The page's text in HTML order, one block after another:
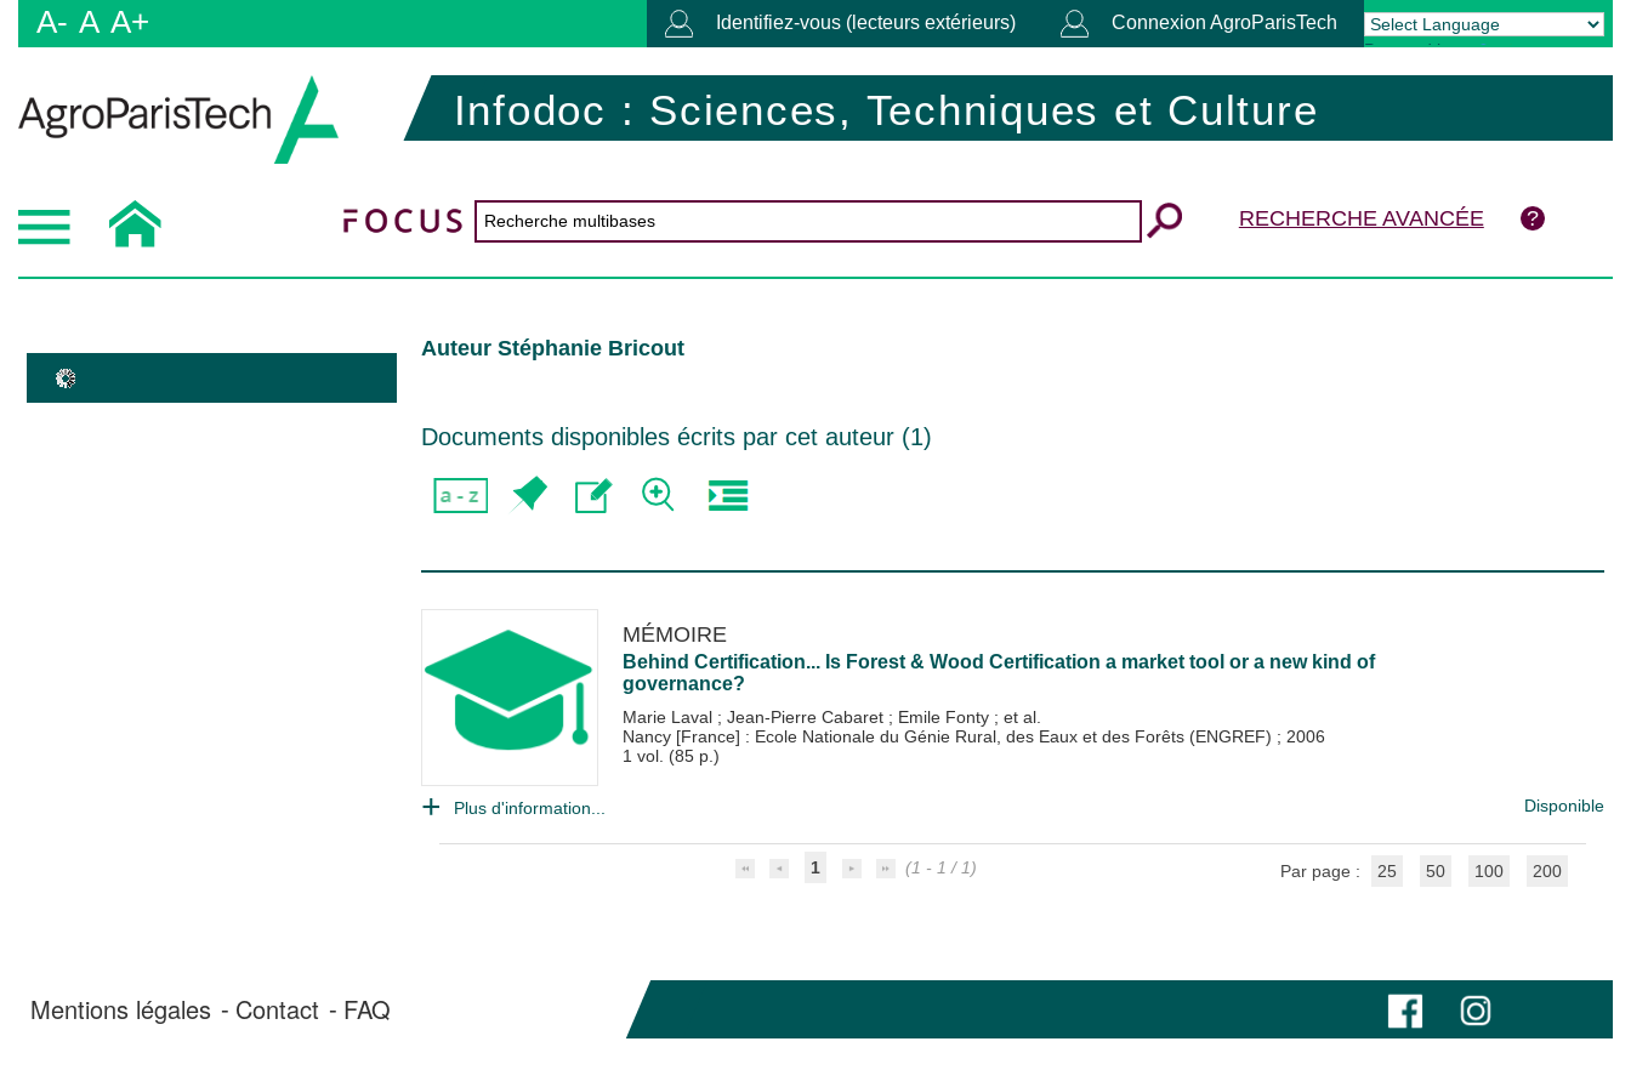
A- A A+ Identifiez-vous (lecteurs extérieurs) Connexion AgroParisTech
Powered by Translate
Infodoc : Sciences, Techniques et Culture
RECHERCHE AVANCÉE
Auteur Stéphanie Bricout
Documents disponibles écrits par cet auteur (1)
MÉMOIRE
Behind Certification... Is Forest & Wood Certification a market tool or a new kind of
governance?
Marie Laval ; Jean-Pierre Cabaret ; Emile Fonty ; et al.
Nancy [France] : Ecole Nationale du Génie Rural, des Eaux et des Forêts (ENGREF) ; 2006
1 vol. (85 p.)
Plus d'information... Disponible
1 (1 - 1 / 1) Par page : 25 50 100 200
Mentions légales Contact FAQ